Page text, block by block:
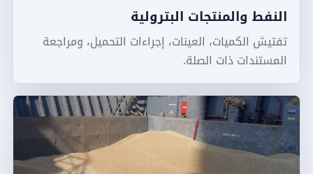
النفط والمنتجات البترولية
تفتيش الكميات، العينات، إجراءات التحميل، ومراجعة
المستندات ذات الصلة.